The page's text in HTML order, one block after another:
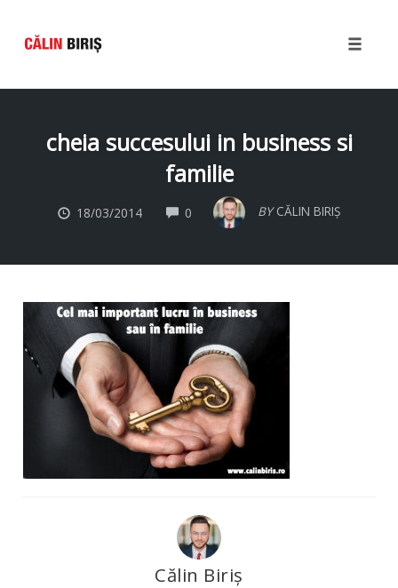
contentcheia succesului in business si
familie
18/03/2014 0 COMMENTS BY CĂLIN BIRIȘ
Călin Biriș